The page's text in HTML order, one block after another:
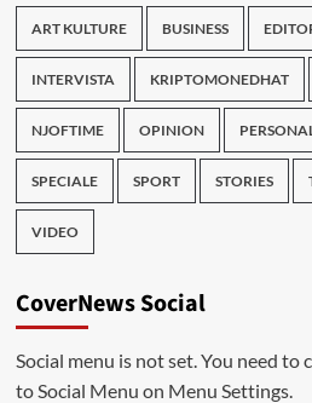
ART KULTURE BUSINESS
INTERVISTA KRIPTOMONEDHAT
NJOFTIME OPINION
SPECIALE SPORT STORIES
VIDEO
CoverNews Social
Social menu is not set. You need to
to Social Menu on Menu Settings.